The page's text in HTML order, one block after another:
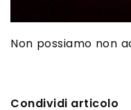
Non possiamo non
Condividi articolo